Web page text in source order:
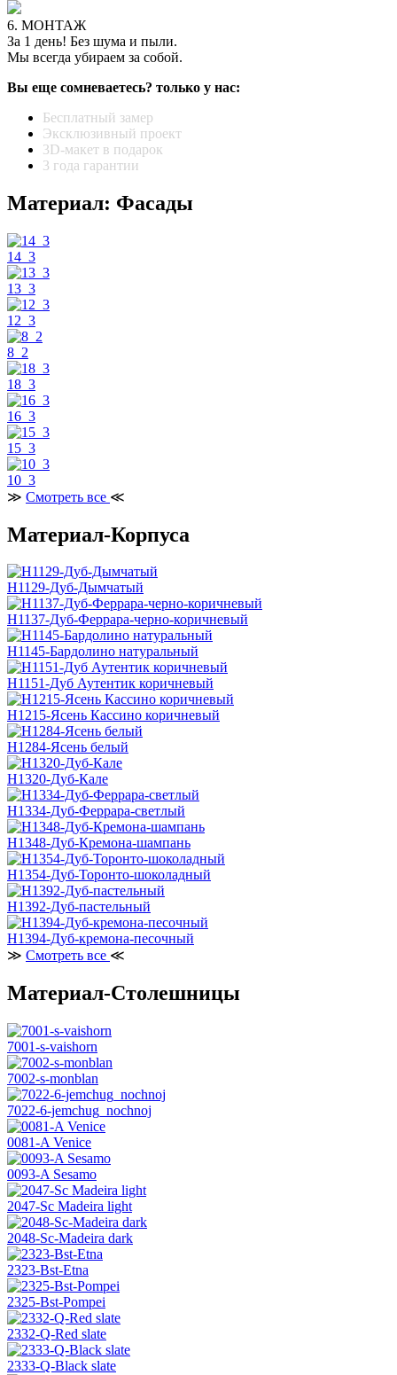
6. МОНТАЖ
За 1 день! Без шума и пыли.
Мы всегда убираем за собой.
Вы еще сомневаетесь? только у нас:
Бесплатный замер
Эксклюзивный проект
3D-макет в подарок
3 года гарантии
Материал: Фасады
14_3
13_3
12_3
8_2
18_3
16_3
15_3
10_3
≫ Смотреть все ≪
Материал-Корпуса
H1129-Дуб-Дымчатый
H1137-Дуб-Феррара-черно-коричневый
H1145-Бардолино натуральный
H1151-Дуб Аутентик коричневый
H1215-Ясень Кассино коричневый
H1284-Ясень белый
H1320-Дуб-Кале
H1334-Дуб-Феррара-светлый
H1348-Дуб-Кремона-шампань
H1354-Дуб-Торонто-шоколадный
H1392-Дуб-пастельный
H1394-Дуб-кремона-песочный
≫ Смотреть все ≪
Материал-Столешницы
7001-s-vaishorn
7002-s-monblan
7022-6-jemchug_nochnoj
0081-A Venice
0093-A Sesamo
2047-Sc Madeira light
2048-Sc-Madeira dark
2323-Bst-Etna
2325-Bst-Pompei
2332-Q-Red slate
2333-Q-Black slate